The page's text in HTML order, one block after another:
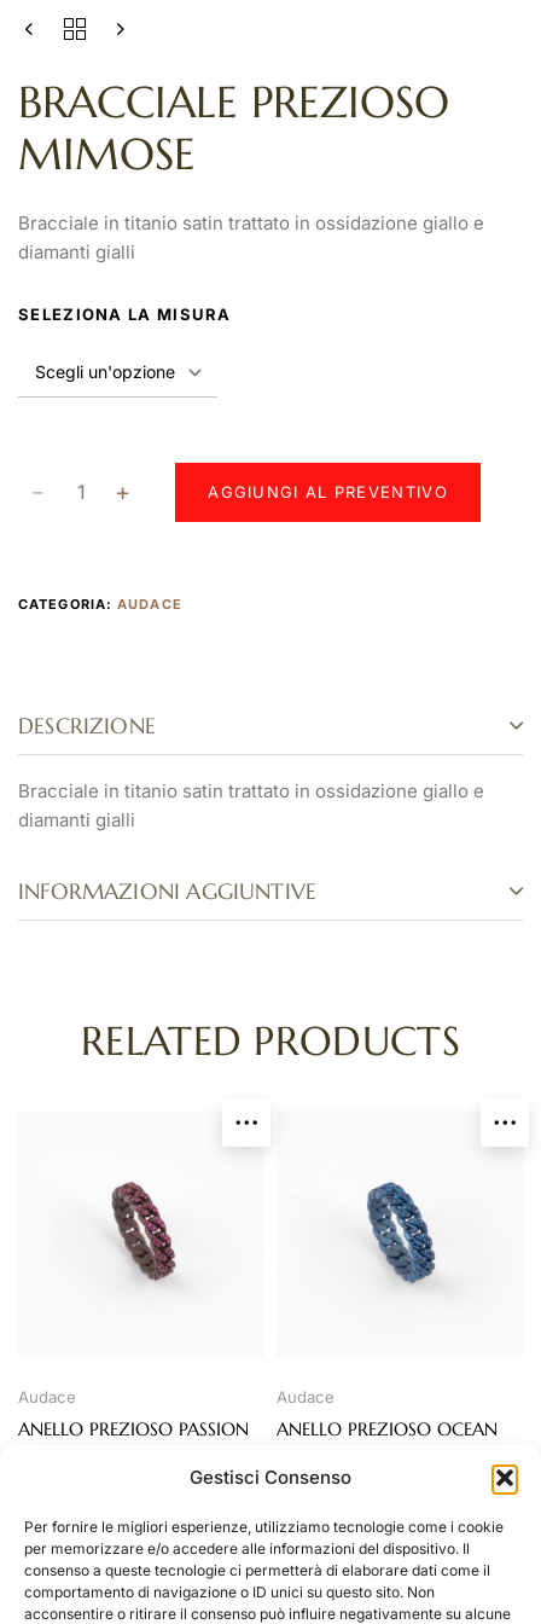
Gestisci Consenso
Per fornire le migliori esperienze, utilizziamo tecnologie come i cookie
per memorizzare e/o accedere alle informazioni del dispositivo. Il
consenso a queste tecnologie ci permetterà di elaborare dati come il
comportamento di navigazione o ID unici su questo sito. Non
acconsentire o ritirare il consenso può influire negativamente su alcune
BRACCIALE PREZIOSO
MIMOSE
Bracciale in titanio satin trattato in ossidazione giallo e
diamanti gialli
SELEZIONA LA MISURA
AGGIUNGI AL PREVENTIVO
CATEGORIA:AUDACE
DESCRIZIONE
Bracciale in titanio satin trattato in ossidazione giallo e
diamanti gialli
INFORMAZIONI AGGIUNTIVE
RELATED PRODUCTS
Audace
ANELLO PREZIOSO PASSION
Audace
ANELLO PREZIOSO OCEAN